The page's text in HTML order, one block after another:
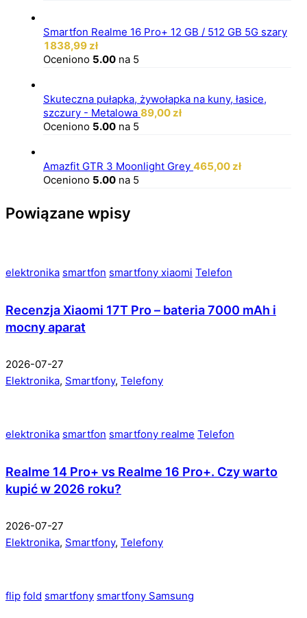
Smartfon Realme 16 Pro+ 12 GB / 512 GB 5G szary
1838,99 zł
Oceniono 5.00 na 5
Skuteczna pułapka, żywołapka na kuny, łasice,
szczury - Metalowa 89,00 zł
Oceniono 5.00 na 5
Amazfit GTR 3 Moonlight Grey 465,00 zł
Oceniono 5.00 na 5
Powiązane wpisy
elektronika smartfon smartfony xiaomi Telefon
Recenzja Xiaomi 17T Pro – bateria 7000 mAh i
mocny aparat
2026-07-27
Elektronika, Smartfony, Telefony
elektronika smartfon smartfony realme Telefon
Realme 14 Pro+ vs Realme 16 Pro+. Czy warto
kupić w 2026 roku?
2026-07-27
Elektronika, Smartfony, Telefony
flip fold smartfony smartfony Samsung